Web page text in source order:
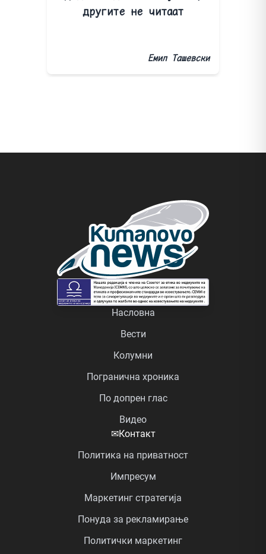
другите не читаат
Емил Ташевски
Насловна
Вести
Колумни
Погранична хроника
По допрен глас
Видео
✉Контакт
Политика на приватност
Импресум
Маркетинг стратегија
Понуда за рекламирање
Политички маркетинг